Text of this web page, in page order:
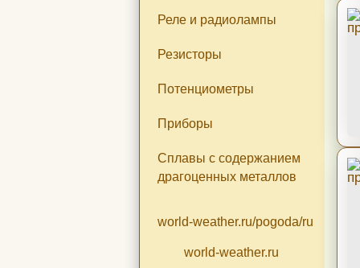
Реле и радиолампы
Резисторы
Потенциометры
Приборы
Сплавы с содержанием
драгоценных металлов
world-weather.ru/pogoda/russia/
world-weather.ru